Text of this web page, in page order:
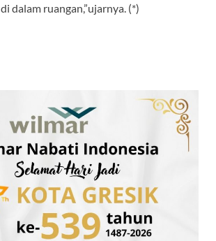
dalam ruangan,”ujarnya. (*)